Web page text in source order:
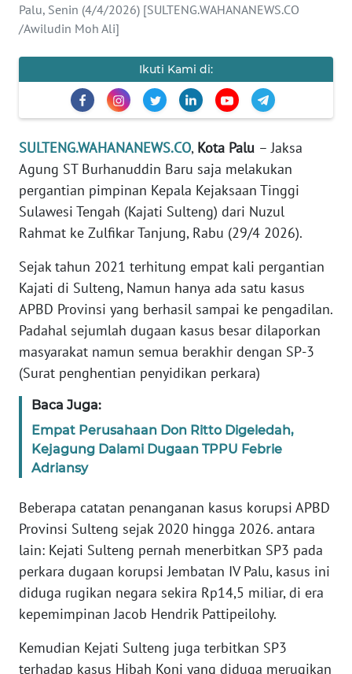
Palu, Senin (4/4/2026) [SULTENG.WAHANANEWS.CO
/Awiludin Moh Ali]
Ikuti Kami di:
SULTENG.WAHANANEWS.CO, Kota Palu – Jaksa
Agung ST Burhanuddin Baru saja melakukan
pergantian pimpinan Kepala Kejaksaan Tinggi
Sulawesi Tengah (Kajati Sulteng) dari Nuzul
Rahmat ke Zulfikar Tanjung, Rabu (29/4 2026).
Sejak tahun 2021 terhitung empat kali pergantian
Kajati di Sulteng, Namun hanya ada satu kasus
APBD Provinsi yang berhasil sampai ke pengadilan.
Padahal sejumlah dugaan kasus besar dilaporkan
masyarakat namun semua berakhir dengan SP-3
(Surat penghentian penyidikan perkara)
Baca Juga:
Empat Perusahaan Don Ritto Digeledah,
Kejagung Dalami Dugaan TPPU Febrie
Adriansy
Beberapa catatan penanganan kasus korupsi APBD
Provinsi Sulteng sejak 2020 hingga 2026. antara
lain: Kejati Sulteng pernah menerbitkan SP3 pada
perkara dugaan korupsi Jembatan IV Palu, kasus ini
diduga rugikan negara sekira Rp14,5 miliar, di era
kepemimpinan Jacob Hendrik Pattipeilohy.
Kemudian Kejati Sulteng juga terbitkan SP3
terhadap kasus Hibah Koni yang diduga merugikan
TENTANG
KAMI
REDAKSI
KARIR
DISCLAIMER
Wahana
News
Regional
WN
SUMUT
WN
JAKARTA
WN
WN
BANTEN
WN
NTT
KEPRI